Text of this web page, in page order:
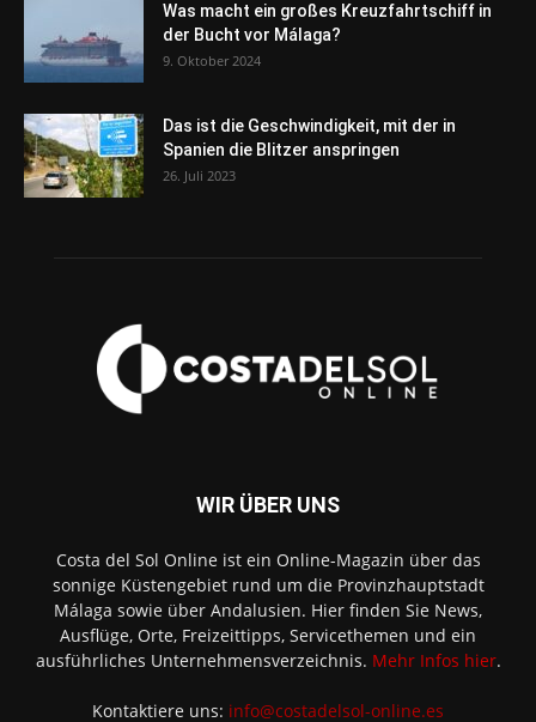
Was macht ein großes Kreuzfahrtschiff in
der Bucht vor Málaga?
9. Oktober 2024
Das ist die Geschwindigkeit, mit der in
Spanien die Blitzer anspringen
26. Juli 2023
WIR ÜBER UNS
Costa del Sol Online ist ein Online-Magazin über das
sonnige Küstengebiet rund um die Provinzhauptstadt
Málaga sowie über Andalusien. Hier finden Sie News,
Ausflüge, Orte, Freizeittipps, Servicethemen und ein
ausführliches Unternehmensverzeichnis. Mehr Infos hier.
Kontaktiere uns: info@costadelsol-online.es